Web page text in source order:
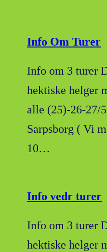
Info Om Turer
Info om 3 turer
hektiske helger
alle (25)-26-27/
Sarpsborg ( Vi
10…
Info vedr turer
Info om 3 turer
hektiske helger